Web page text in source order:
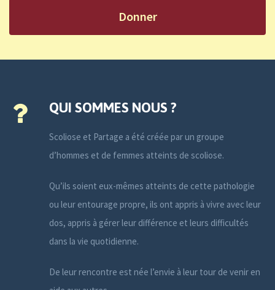
Donner
QUI SOMMES NOUS ?
Scoliose et Partage a été créée par un groupe
d’hommes et de femmes atteints de scoliose.
Qu’ils soient eux-mêmes atteints de cette pathologie
ou leur entourage propre, ils ont appris à vivre avec leur
dos, appris à gérer leur différence et leurs difficultés
dans la vie quotidienne.
De leur rencontre est née l’envie à leur tour de venir en